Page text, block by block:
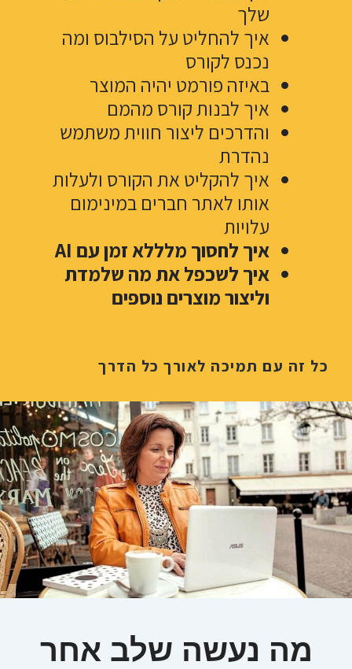
שלך
איך להחליט על הסילבוס ומה
נכנס לקורס
באיזה פורמט יהיה המוצר
איך לבנות קורס מהמם
והדרכים ליצור חווית משתמש
נהדרת
איך להקליט את הקורס ולעלות
אותו לאתר חברים במינימום
עלויות
איך לחסוך מלללא זמן עם AI
איך לשכפל את מה שלמדת
וליצור מוצרים נוספים
כל זה עם תמיכה לאורך כל הדרך
מה נעשה שלב אחר